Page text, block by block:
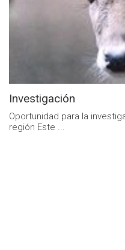
Investigación
Oportunidad para la
región Este ...